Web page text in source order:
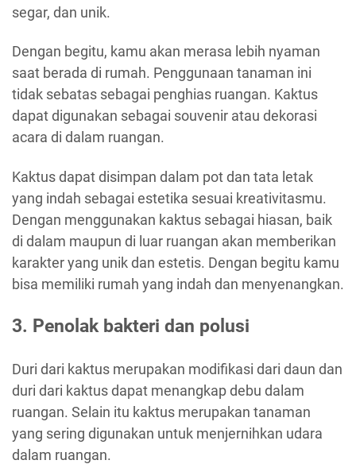
segar, dan unik.
Dengan begitu, kamu akan merasa lebih nyaman
saat berada di rumah. Penggunaan tanaman ini
tidak sebatas sebagai penghias ruangan. Kaktus
dapat digunakan sebagai souvenir atau dekorasi
acara di dalam ruangan.
Kaktus dapat disimpan dalam pot dan tata letak
yang indah sebagai estetika sesuai kreativitasmu.
Dengan menggunakan kaktus sebagai hiasan, baik
di dalam maupun di luar ruangan akan memberikan
karakter yang unik dan estetis. Dengan begitu kamu
bisa memiliki rumah yang indah dan menyenangkan.
3. Penolak bakteri dan polusi
Duri dari kaktus merupakan modifikasi dari daun dan
duri dari kaktus dapat menangkap debu dalam
ruangan. Selain itu kaktus merupakan tanaman
yang sering digunakan untuk menjernihkan udara
dalam ruangan.